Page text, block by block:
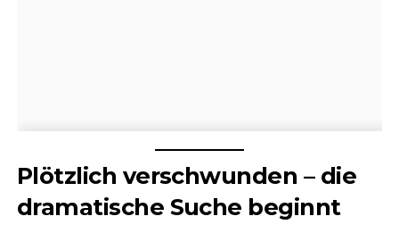
Plötzlich verschwunden – die
dramatische Suche beginnt